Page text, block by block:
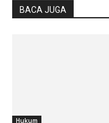
BACA JUGA
Hukum